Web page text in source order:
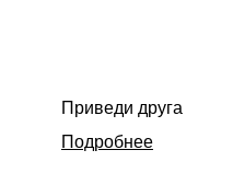
Приведи друга
Подробнее